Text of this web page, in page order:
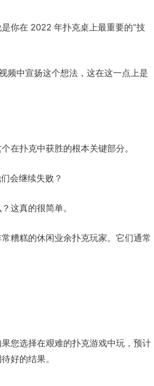
你在 2022 年扑克桌上最重要的“技
频中宣扬这个想法，这在这一点上是
在扑克中获胜的根本关键部分。
会继续失败？
这真的很简单。
糟糕的休闲业余扑克玩家。它们通常
您选择在艰难的扑克游戏中玩，预计
好的结果。